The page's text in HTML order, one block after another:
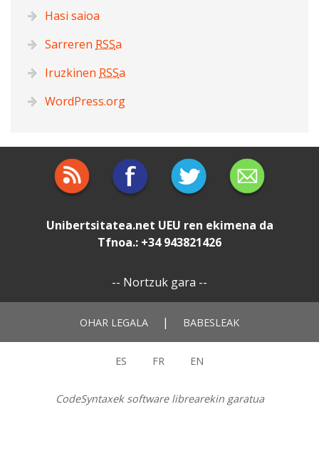
Hasi saioa
Sarreren RSSa
Iruzkinen RSSa
WordPress.org
Unibertsitatea.net UEU ren ekimena da
Tfnoa.: +34 943821426
-- Nortzuk gara --
OHAR LEGALA | BABESLEAK
ES FR EN
CodeSyntaxek software librearekin garatua